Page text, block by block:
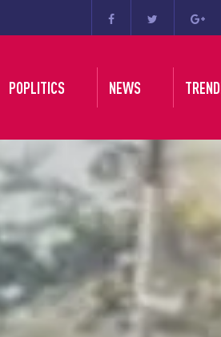
POPLITICS NEWS